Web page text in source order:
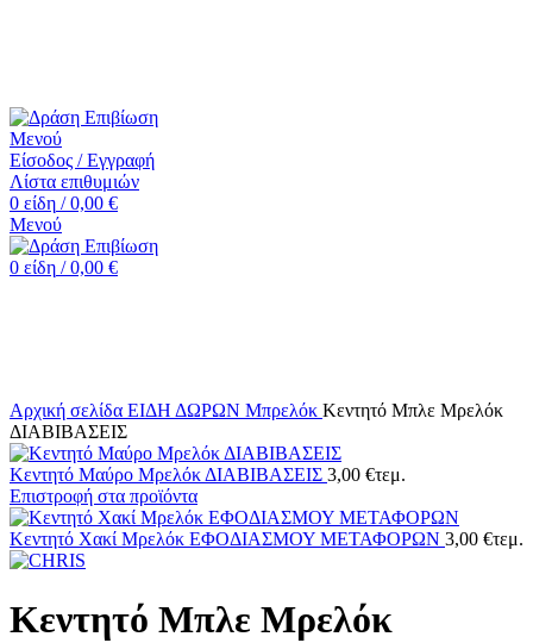
Μενού
Είσοδος / Εγγραφή
Λίστα επιθυμιών
0 είδη / 0,00 €
Μενού
0 είδη / 0,00 €
Αρχική σελίδα ΕΙΔΗ ΔΩΡΩΝ Μπρελόκ Κεντητό Μπλε Μρελόκ
ΔΙΑΒΙΒΑΣΕΙΣ
Κεντητό Μαύρο Μρελόκ ΔΙΑΒΙΒΑΣΕΙΣ 3,00 €τεμ.
Επιστροφή στα προϊόντα
Κεντητό Χακί Μρελόκ ΕΦΟΔΙΑΣΜΟΥ ΜΕΤΑΦΟΡΩΝ 3,00 €τεμ.
Κεντητό Μπλε Μρελόκ